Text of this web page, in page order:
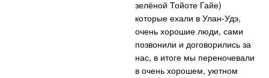
зелёной Тойоте Гайе)
которые ехали в Улан-Удэ,
очень хорошие люди, сами
позвонили и договорились за
нас, в итоге мы переночевали
в очень хорошем, уютном